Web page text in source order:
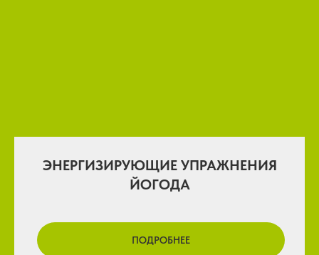
ЭНЕРГИЗИРУЮЩИЕ УПРАЖНЕНИЯ
ЙОГОДА
ПОДРОБНЕЕ